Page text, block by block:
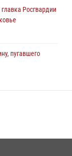
Росгвардии
пугавшего